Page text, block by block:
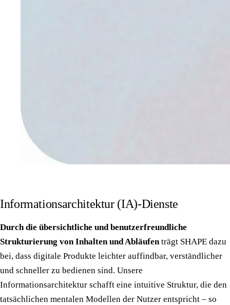
Informationsarchitektur (IA)-Dienste
Durch die übersichtliche und benutzerfreundliche
Strukturierung von Inhalten und Abläufenträgt SHAPE dazu
bei, dass digitale Produkte leichter auffindbar, verständlicher
und schneller zu bedienen sind. Unsere
Informationsarchitektur schafft eine intuitive Struktur, die den
tatsächlichen mentalen Modellen der Nutzer entspricht – so